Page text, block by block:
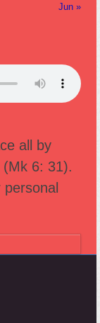
Jun »
all by
6: 31).
personal